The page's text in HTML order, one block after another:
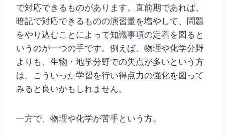
で対応できるものがあります。直前期であれば、
暗記で対応できるものの演習量を増やして、問題
をやり込むことによって知識事項の定着を図ると
いうのが一つの手です。例えば、物理や化学分野
よりも、生物・地学分野での失点が多いという方
は、こういった学習を行い得点力の強化を図って
みると良いかもしれません。
一方で、物理や化学が苦手という方。